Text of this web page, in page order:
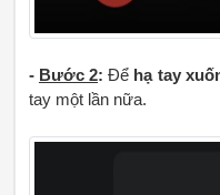
- Bước 2: Để hạ tay
tay một lần nữa.